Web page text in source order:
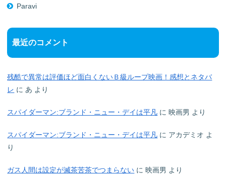
Paravi
最近のコメント
残酷で異常は評価ほど面白くないＢ級ループ映画！感想とネタバ
レ にあ より
スパイダーマン:ブランド・ニュー・デイは平凡 に映画男 より
スパイダーマン:ブランド・ニュー・デイは平凡 に アカデミオ よ
り
ガス人間は設定が滅茶苦茶でつまらない に映画男 より